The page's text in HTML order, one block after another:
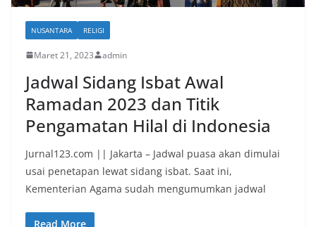
NUSANTARA RELIGI
Maret 21, 2023 admin
Jadwal Sidang Isbat Awal
Ramadan 2023 dan Titik
Pengamatan Hilal di Indonesia
Jurnal123.com || Jakarta – Jadwal puasa akan dimulai
usai penetapan lewat sidang isbat. Saat ini,
Kementerian Agama sudah mengumumkan jadwal
Read More